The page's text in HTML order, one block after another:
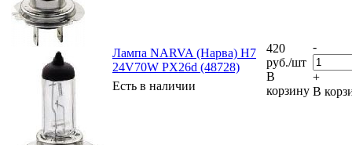
Лампа NARVA (Нарва) H7
24V70W PX26d (48728)
Есть в наличии
420
руб./шт
В
корзину
-
+
В